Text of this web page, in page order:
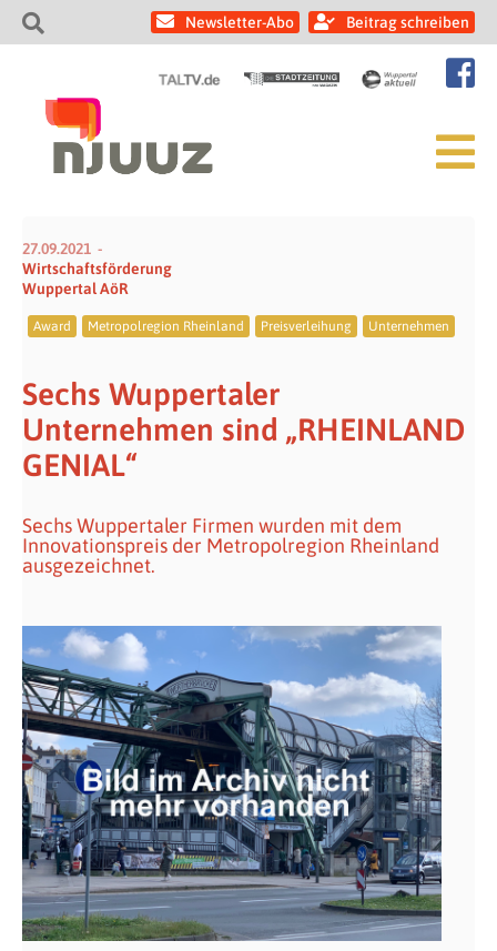
Newsletter-Abo Beitrag schreiben
27.09.2021
Wirtschaftsförderung
Wuppertal AöR
Award Metropolregion Rheinland Preisverleihung Unternehmen
Sechs Wuppertaler
Unternehmen sind „RHEINLAND
GENIAL“
Sechs Wuppertaler Firmen wurden mit dem
Innovationspreis der Metropolregion Rheinland
ausgezeichnet.